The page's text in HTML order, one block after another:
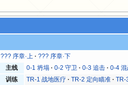
??? 序章·上 ??? 序章·下
主线 0-1 坍塌 0-2 守卫 0-3 追击 0-4
训练
TR-1 战地医疗 TR-2 定向瞄准 TR-